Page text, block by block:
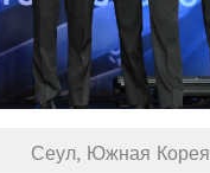
Сеул, Южная Корея